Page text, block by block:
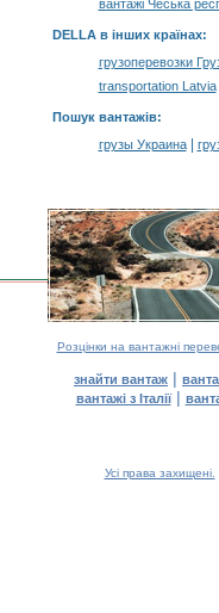
вантажі Чеська
DELLA в інших країнах:
грузоперевозки
transportation Latvia|
Пошук вантажів:
грузы Украина|
Розцінки на вантажні
знайти вантаж |
вантажі з Італії|
Усі права захищені.